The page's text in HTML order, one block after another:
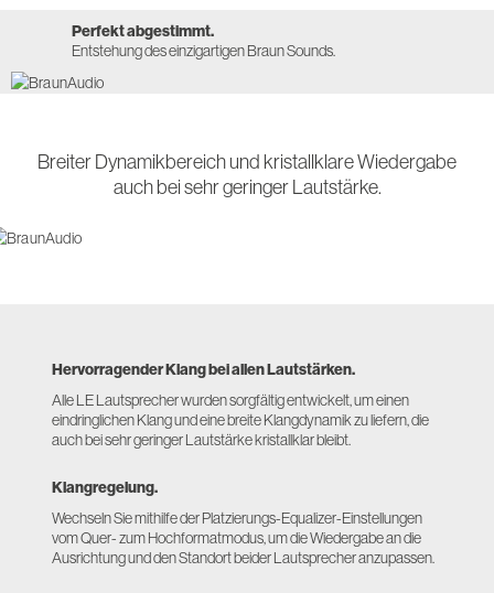
Perfekt abgestimmt.
Entstehung des einzigartigen Braun Sounds.
Breiter Dynamikbereich und kristallklare Wiedergabe
auch bei sehr geringer Lautstärke.
Hervorragender Klang bei allen Lautstärken.
Alle LE Lautsprecher wurden sorgfältig entwickelt, um einen
eindringlichen Klang und eine breite Klangdynamik zu liefern, die
auch bei sehr geringer Lautstärke kristallklar bleibt.
Klangregelung.
Wechseln Sie mithilfe der Platzierungs-Equalizer-Einstellungen
vom Quer- zum Hochformatmodus, um die Wiedergabe an die
Ausrichtung und den Standort beider Lautsprecher anzupassen.